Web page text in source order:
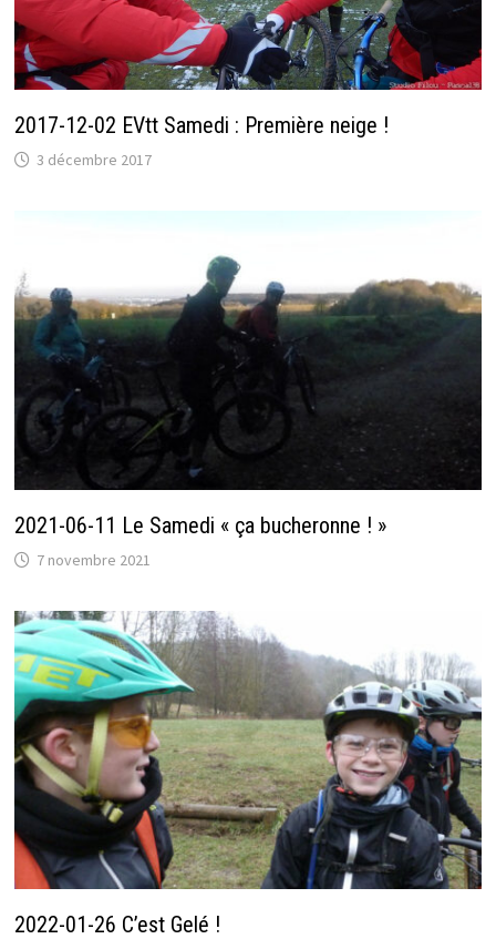
2017-12-02 EVtt Samedi : Première neige !
3 décembre 2017
2021-06-11 Le Samedi « ça bucheronne ! »
7 novembre 2021
2022-01-26 C’est Gelé !